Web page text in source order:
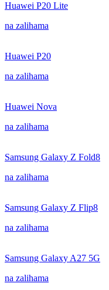
Huawei P20 Lite
na zalihama
Huawei P20
na zalihama
Huawei Nova
na zalihama
Samsung Galaxy Z Fold8
na zalihama
Samsung Galaxy Z Flip8
na zalihama
Samsung Galaxy A27 5G
na zalihama